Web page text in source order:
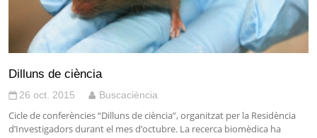
Dilluns de ciència
26 oct. 2015 Buscaciència
Cicle de conferències “Dilluns de ciència”, organitzat per la Residència
d’Investigadors durant el mes d’octubre. La recerca biomèdica ha